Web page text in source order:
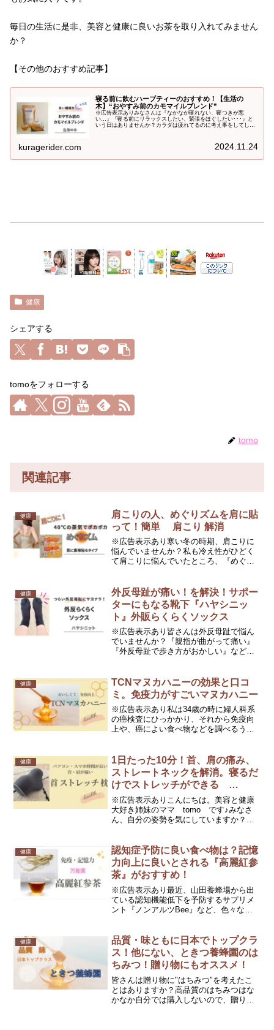
毎日の生活に是非、美容と健康に良いお茶を取り入れてみません
か？
【その他のおすすめ記事】
寝る前に飲むハーブティーのおすすめ！【生活の
木】“おやすみ前のカモマイルブレンド”
※広告表示ありみなさんは『なかなか寝れない、寝つきが悪
い…』『寝る前にリラックスしたい、緊張をほぐしたい･･･』と
いう日はありませんか？カラダは疲れてるのに考え事をしてしま
kuragerider.com 2024.11.24
健康
シェアする
tomoをフォローする
tomo
関連記事
健康
肩こりの人、めぐりズムを肩に貼
って！簡単 肩こり 解消
※広告表示あり寒い冬の時期、肩こりに
悩んでいませんか？私も冷え性がひどく
て肩こりに悩んでいたところ、『めぐり
楽になっていて驚きました！！肩こり
が、こんなに楽になるならも...
健康
外反母趾が痛い！を解決！サポー
ターにもなる靴下『ハヤシニッ
ト』外販らくらくソックス
※広告表示あり皆さんは外反母趾で悩ん
でいませんか？『親指が曲がって痛い』
『外反母趾で歩き方がおかしい』など、
下は試されたことがありますか？『ハヤ
シニット』から出ている、...
健康
TCNマヌカハニーの効果と口コ
ミ。免疫力がすごいマヌカハニー
※広告表示あり私は34歳の時に婦人科系
の癌検査にひっかかり、それから免疫向
上や、癌によい食べ物などを調べるうち
に比べて“天然抗菌成分”である“メチルグ
リオキサール（M...
健康
1日たった10分！首、肩の痛み、
ストレートネックを解消。寝るだ
けでストレッチができる
wawalagのりらっくび。
※広告表示ありこんにちは。美容と健康
大好き姉妹のママ tomo です♪みなさ
ん、自分の姿勢を気にしていますか？姿
レイなＳ字になっていますか？また、長
時間のデスクワーク、...
健康
認知症予防に良い食べ物は？記憶
力向上に良いとされる『高麗紅参
茶』がおすすめ！
※広告表示あり最近、山田養蜂場から出
ている認知機能低下を予防するサプリメ
ント『ノンアルツBee』など、色々なメ
目にします。誰しも、記憶力・認知機能
の維持・向上に良い食べ...
健康
品質・味ともに日本でトップクラ
ス！他にない、ときつ養蜂園のは
ちみつ！贈り物にもオススメ！
皆さんは贈り物に"はちみつ"を考えたこ
とはありますか？高品質のはちみつはな
かなか自分では購入しないので、贈り物